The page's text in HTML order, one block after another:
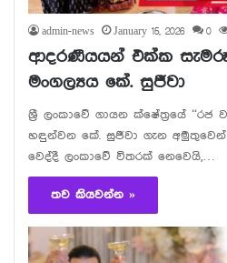
admin-news January 15, 2026 0
ආදරණීයයන් එක්ක
මංගල්‍යය කේ. සුජීවා
ශ්‍රී ලංකාවේ ගායන ක්ෂේත්‍රයේ “රජ
හඳුන්වන කේ. සුජීවා ගැන
වෙද්දී ලංකාවේ විතරක් නෙවෙයි,…
තව කියවන්න »